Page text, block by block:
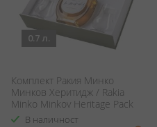
0.7 л.
Комплект Ракия Минко
Минков Херитидж / Rakia
Minko Minkov Heritage Pack
В наличност